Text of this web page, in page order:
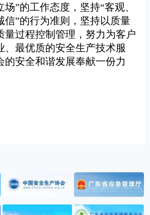
”的工作态度，坚持“客观、
信”的行为准则，坚持以质量
量过程控制管理，努力为客户
、最优质的安全生产技术服
的安全和谐发展奉献一份力